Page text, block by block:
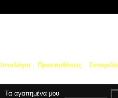
Ιστολόγια Προυποθέσεις
Τα αγαπημένα μου